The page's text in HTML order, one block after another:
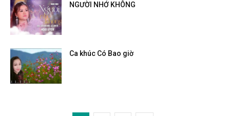
NGƯỜI NHỚ KHÔNG
Ca khúc Có Bao giờ